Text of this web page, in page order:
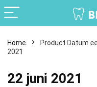
Home Product Datum
2021
22 juni 2021